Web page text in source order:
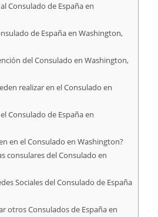
Consulado de España en
de España en Washington,
del Consulado en Washington,
realizar en el Consulado en
Consulado de España en
en el Consulado en Washington?
consulares del Consulado en
Sociales del Consulado de España
otros Consulados de España en